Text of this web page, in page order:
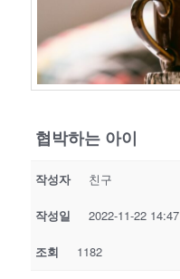
협박하는 아이
작성자 친구
작성일 2022-11-22 14:47
조회 1182